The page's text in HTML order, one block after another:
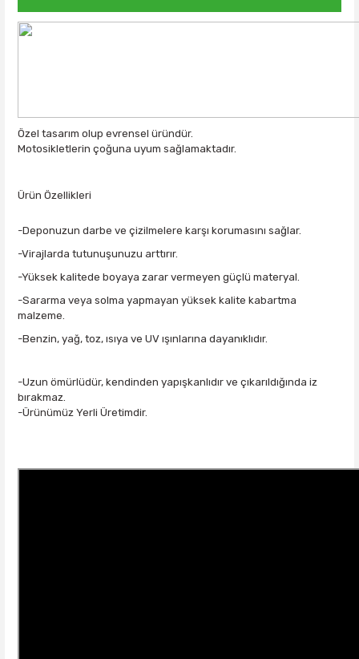
Özel tasarım olup evrensel üründür.
Motosikletlerin çoğuna uyum sağlamaktadır.
Ürün Özellikleri
-Deponuzun darbe ve çizilmelere karşı korumasını sağlar.
-Virajlarda tutunuşunuzu arttırır.
-Yüksek kalitede boyaya zarar vermeyen güçlü materyal.
-Sararma veya solma yapmayan yüksek kalite kabartma
malzeme.
-Benzin, yağ, toz, ısıya ve UV ışınlarına dayanıklıdır.
-Uzun ömürlüdür, kendinden yapışkanlıdır ve çıkarıldığında iz
bırakmaz.
-Ürünümüz Yerli Üretimdir.